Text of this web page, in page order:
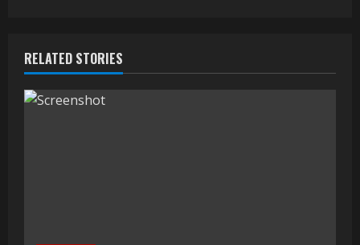
RELATED STORIES